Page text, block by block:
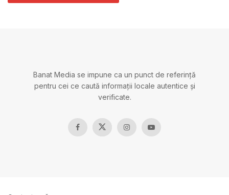
Banat Media se impune ca un punct de referință
pentru cei ce caută informații locale autentice și
verificate.